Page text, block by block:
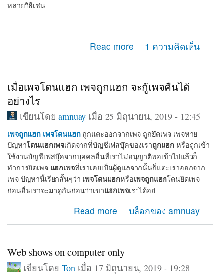
หลายวิธีเช่น
Read more
about เพจถูกแฮก โดนแฮก ถูกยึดเพจ แตะออกจากแอดมิน
เพจ จะกู้คืนได้หรือไม่
1 ความคิดเห็น
เมื่อเพจโดนแฮก เพจถูกแฮก จะกู้เพจคืนได้
อย่างไร
เขียนโดย amnuay เมื่อ 25 มิถุนายน, 2019 - 12:45
เพจถูกแฮก เพจโดนแฮก ถูกแตะออกจากเพจ ถูกยึดเพจ เพจหาย
ปัญหาโดนแฮกเพจเกิดจากที่บัญชีเฟสบุ๊คของเราถูกแฮก หรือถูกเข้า
ใช้งานบัญชีเฟสบุ๊คจากบุคคลอื่นที่เราไม่อนุญาติพอเข้าไปแล้วก็
ทำการยึดเพจ แฮกเพจที่เราเคยเป็นผู้ดูแลจากนั้นก็แตะเราออกจาก
เพจ ปัญหานี้เรียกสั้นๆว่า เพจโดนแฮกหรือเพจถูกแฮกโดนยึดเพจ
ก่อนอื่นเราจะมาดูกันก่อนว่าเขาแฮกเพจเราได้อย่
Read more
about เมื่อเพจโดนแฮก เพจถูกแฮก จะกู้เพจคืนได้อย่างไร
บล็อกของ amnuay
Web shows on computer only
เขียนโดย Ton เมื่อ 17 มิถุนายน, 2019 - 19:28